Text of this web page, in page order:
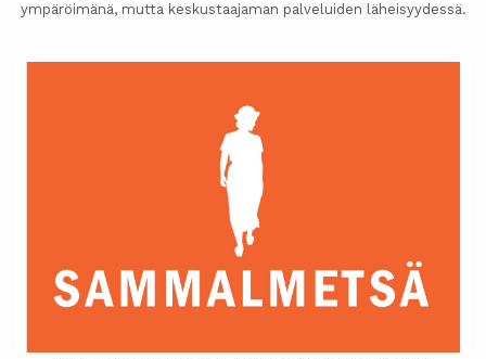
ympäröimänä, mutta keskustaajaman palveluiden läheisyydessä.